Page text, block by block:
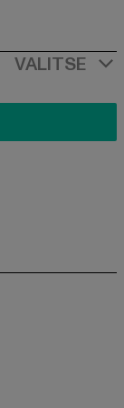
VALITSE